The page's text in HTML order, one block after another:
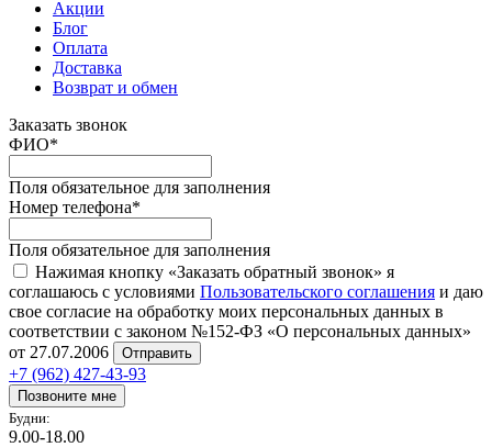
Акции
Блог
Оплата
Доставка
Возврат и обмен
Заказать звонок
ФИО*
Поля обязательное для заполнения
Номер телефона*
Поля обязательное для заполнения
Нажимая кнопку «Заказать обратный звонок» я
соглашаюсь с условиями Пользовательского соглашения и даю
свое согласие на обработку моих персональных данных в
соответствии с законом №152-ФЗ «О персональных данных»
от 27.07.2006
Отправить
+7 (962) 427-43-93
Позвоните мне
Будни:
9.00-18.00